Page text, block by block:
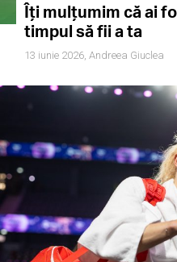
Îți mulțumim că ai
timpul să fii a ta
13 iunie 2026, Andreea Giuclea